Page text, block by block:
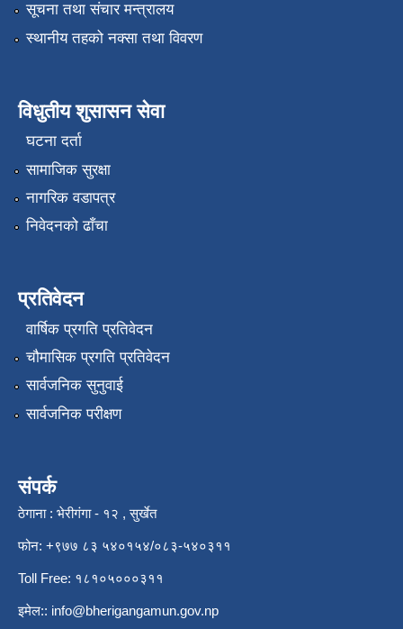
सूचना तथा संचार मन्त्रालय
स्थानीय तहको नक्सा तथा विवरण
विधुतीय शुसासन सेवा
घटना दर्ता
सामाजिक सुरक्षा
नागरिक वडापत्र
निवेदनको ढाँचा
प्रतिवेदन
वार्षिक प्रगति प्रतिवेदन
चौमासिक प्रगति प्रतिवेदन
सार्वजनिक सुनुवाई
सार्वजनिक परीक्षण
संपर्क
ठेगाना : भेरीगंगा - १२ , सुर्खेत
फोन: +९७७ ८३ ५४०१५४/०८३-५४०३११
Toll Free: १८१०५०००३११
इमेल:: info@bherigangamun.gov.np